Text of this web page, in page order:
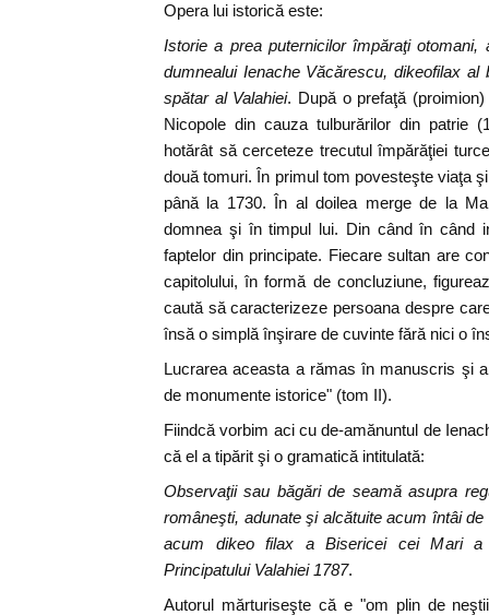
Opera lui istorică este:
Istorie a prea puternicilor împăraţi
dumnealui Ienache Văcărescu, dikeofilax
spătar al Valahiei. După o prefaţă
Nicopole din cauza tulburărilor din patrie
hotărât să cerceteze trecutul împărăţiei
două tomuri. În primul tom povesteşte viaţa
până la 1730. În al doilea merge de la
domnea şi în timpul lui. Din când în când
faptelor din principate. Fiecare sultan are
capitolului, în formă de concluziune,
caută să caracterizeze persoana despre
însă o simplă înşirare de cuvinte fără nici o
Lucrarea aceasta a rămas în manuscris şi
de monumente istorice" (tom II).
Fiindcă vorbim aci cu de-amănuntul de
că el a tipărit şi o gramatică intitulată:
Observaţii sau băgări de seamă asupra
româneşti, adunate şi alcătuite acum întâi
acum dikeo filax a Bisericei cei Mari
Principatului Valahiei 1787.
Autorul mărturiseşte că e "om plin de